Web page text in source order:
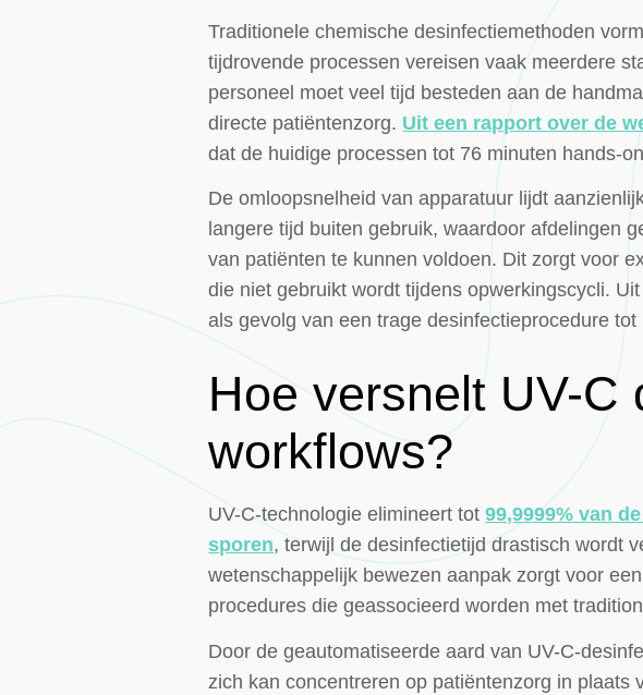
Traditionele chemische desinfectiemethoden
tijdrovende processen vereisen vaak meerdere
personeel moet veel tijd besteden aan de
directe patiëntenzorg. Uit een rapport over de
dat de huidige processen tot 76 minuten hands-
De omloopsnelheid van apparatuur lijdt
langere tijd buiten gebruik, waardoor afdelingen
van patiënten te kunnen voldoen. Dit zorgt voor
die niet gebruikt wordt tijdens opwerkingscycli.
als gevolg van een trage desinfectieprocedure
Hoe versnelt UV-C
workflows?
UV-C-technologie elimineert tot99,9999% van
sporen, terwijl de desinfectietijd drastisch wordt
wetenschappelijk bewezen aanpak zorgt voor
procedures die geassocieerd worden met
Door de geautomatiseerde aard van UV-C-
zich kan concentreren op patiëntenzorg in